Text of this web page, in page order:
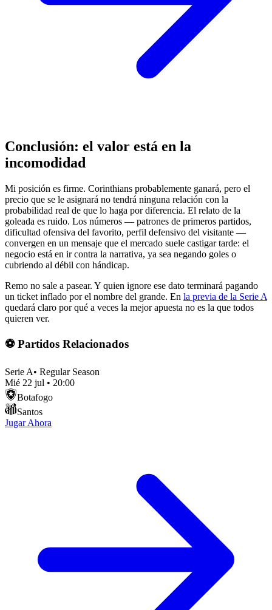
Conclusión: el valor está en la
incomodidad
Mi posición es firme. Corinthians probablemente ganará, pero el
precio que se le asignará no tendrá ninguna relación con la
probabilidad real de que lo haga por diferencia. El relato de la
goleada es ruido. Los números — patrones de primeros partidos,
dificultad ofensiva del favorito, perfil defensivo del visitante —
convergen en un mensaje que el mercado suele castigar tarde: el
negocio está en ir contra la narrativa, ya sea negando goles o
cubriendo al débil con hándicap.
Remo no sale a pasear. Y quien ignore ese dato terminará pagando
un ticket inflado por el nombre del grande. En la previa de la Serie A
quedará claro por qué a veces la mejor apuesta no es la que todos
quieren ver.
⚽ Partidos Relacionados
Serie A• Regular Season
Mié 22 jul • 20:00
Botafogo
Santos
Jugar Ahora